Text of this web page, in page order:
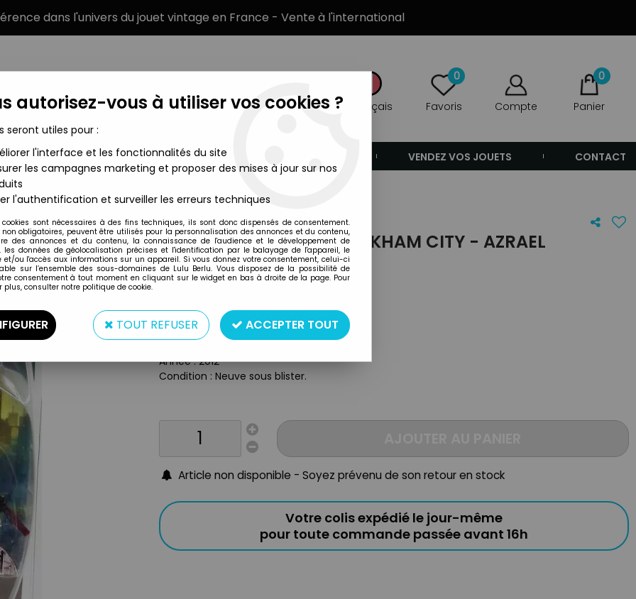
dans l'univers du jouet vintage en France - Vente à l'international
Français
0
Favoris Compte
0
Panier
MARQUES TYPE DE PRODUIT VENDEZ VOS JOUETS CONTACT
Batman Arkham City - Azrael
DC Direct - DC Collectibles
DC DIRECT - BATMAN ARKHAM CITY - AZRAEL
REF37526
Matière : plastique
Taille: 17cm
Année : 2012
Condition : Neuve sous blister.
Article non disponible - Soyez prévenu de son retour en stock
Votre colis expédié le jour-même
pour toute commande passée avant 16h
autorisez-vous à utiliser vos cookies ?
seront utiles pour :
l'interface et les fonctionnalités du site
les campagnes marketing et proposer des mises à jour sur nos
l'authentification et surveiller les erreurs techniques
cookies sont nécessaires à des fins techniques, ils sont donc dispensés de consentement.
non obligatoires, peuvent être utilisés pour la personnalisation des annonces et du contenu,
des annonces et du contenu, la connaissance de l'audience et le développement de
les données de géolocalisation précises et l'identification par le balayage de l'appareil, le
et/ou l'accès aux informations sur un appareil. Si vous donnez votre consentement, celui-ci
sur l’ensemble des sous-domaines de Lulu Berlu. Vous disposez de la possibilité de
consentement à tout moment en cliquant sur le widget en bas à droite de la page. Pour
plus, consulter notre politique de cookie.
TOUT REFUSER ACCEPTER TOUT